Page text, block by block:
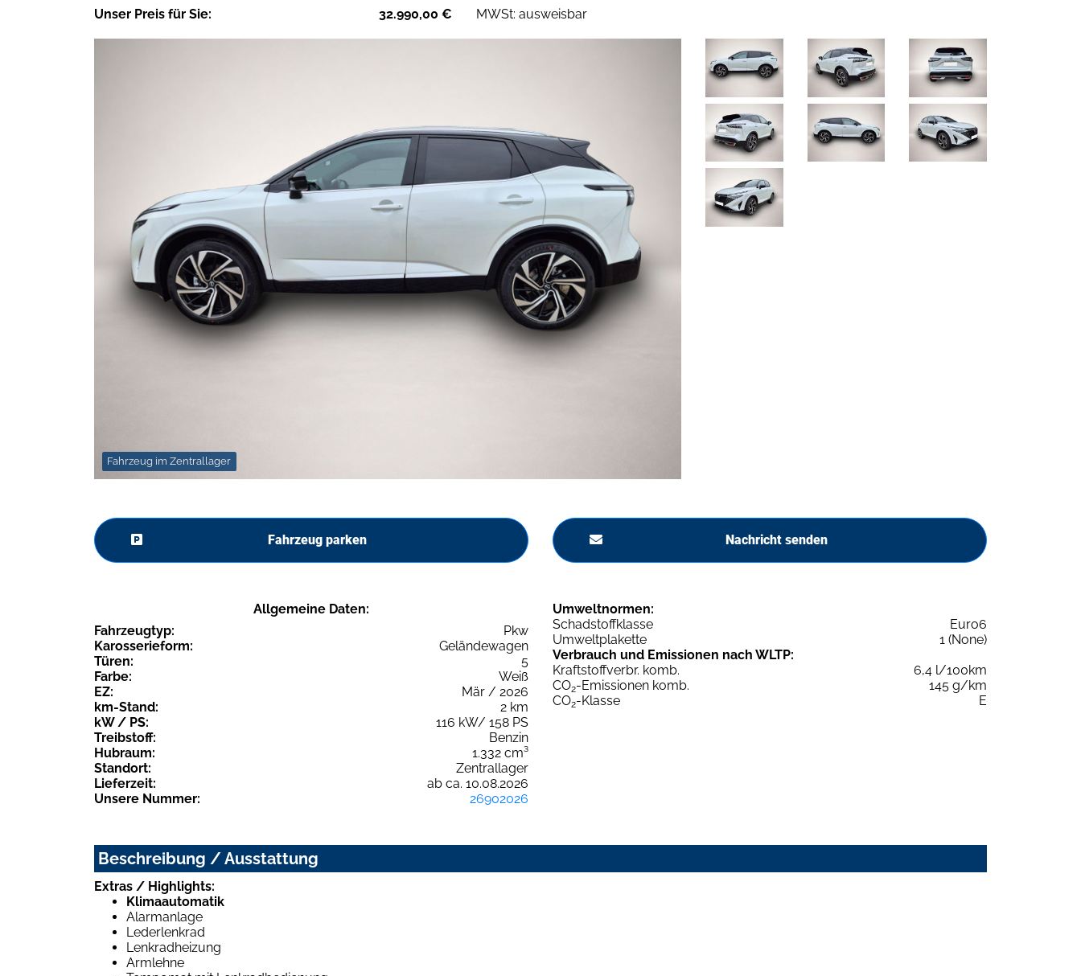
Unser Preis für Sie: 32.990,00 € MWSt: ausweisbar
Fahrzeug im Zentrallager
Fahrzeug parken Nachricht senden
Allgemeine Daten:
Fahrzeugtyp:
Pkw
Karosserieform:
Geländewagen
Türen:
5
Farbe:
Weiß
EZ:
Mär / 2026
km-Stand:
2 km
kW / PS:
116 kW/ 158 PS
Treibstoff:
Benzin
Hubraum:
1.332 cm³
Standort:
Zentrallager
Lieferzeit:
ab ca. 10.08.2026
Unsere Nummer:
26902026
Umweltnormen:
Schadstoffklasse
Euro6
Umweltplakette
1 (None)
Verbrauch und Emissionen nach WLTP:
Kraftstoffverbr. komb.
6,4 l/100km
CO2-Emissionen komb.
145 g/km
CO2-Klasse E
Beschreibung / Ausstattung
Extras / Highlights:
Klimaautomatik
Alarmanlage
Lederlenkrad
Lenkradheizung
Armlehne